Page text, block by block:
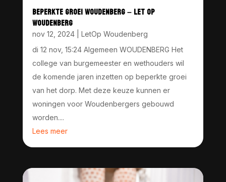
BEPERKTE GROEI WOUDENBERG – LET OP
WOUDENBERG
nov 12, 2024| LetOp Woudenberg
di 12 nov, 15:24 Algemeen WOUDENBERG Het
college van burgemeester en wethouders wil
de komende jaren inzetten op beperkte groei
van het dorp. Met deze keuze kunnen er
woningen voor Woudenbergers gebouwd
worden....
Lees meer